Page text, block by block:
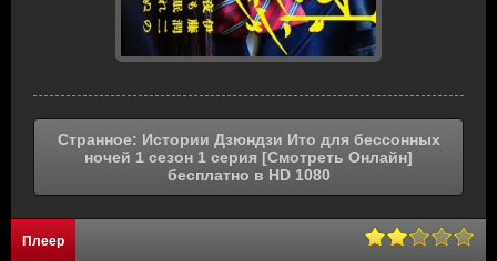
Странное: Истории Дзюндзи Ито для бессонных
ночей 1 сезон 1 серия [Смотреть Онлайн]
бесплатно в HD 1080
Плеер